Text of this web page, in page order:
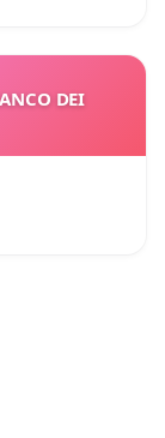
DEI